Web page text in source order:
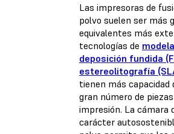
Las impresoras de
polvo suelen ser más
equivalentes más
tecnologías de
deposición fundida
estereolitografía
tienen más capacidad
gran número de
impresión. La cámara
carácter